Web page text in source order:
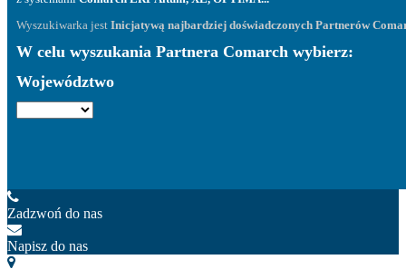
Wyszukiwarka jest Inicjatywą najbardziej doświadczonych Partnerów
W celu wyszukania Partnera Comarch wybierz:
Województwo
Zadzwoń do nas
Napisz do nas